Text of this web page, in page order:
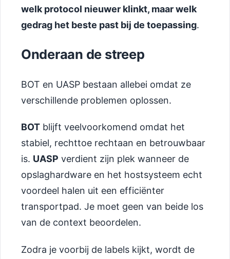
welk protocol nieuwer klinkt, maar welk
gedrag het beste past bij de toepassing.
Onderaan de streep
BOT en UASP bestaan allebei omdat ze
verschillende problemen oplossen.
BOT blijft veelvoorkomend omdat het
stabiel, rechttoe rechtaan en betrouwbaar
is. UASP verdient zijn plek wanneer de
opslaghardware en het hostsysteem echt
voordeel halen uit een efficiënter
transportpad. Je moet geen van beide los
van de context beoordelen.
Zodra je voorbij de labels kijkt, wordt de